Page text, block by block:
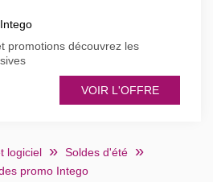
promotions découvrez les
VOIR L'OFFRE
logiciel
Soldes d'été
promo Intego